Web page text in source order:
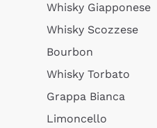
Whisky Giapponese
Whisky Scozzese
Bourbon
Whisky Torbato
Grappa Bianca
Limoncello